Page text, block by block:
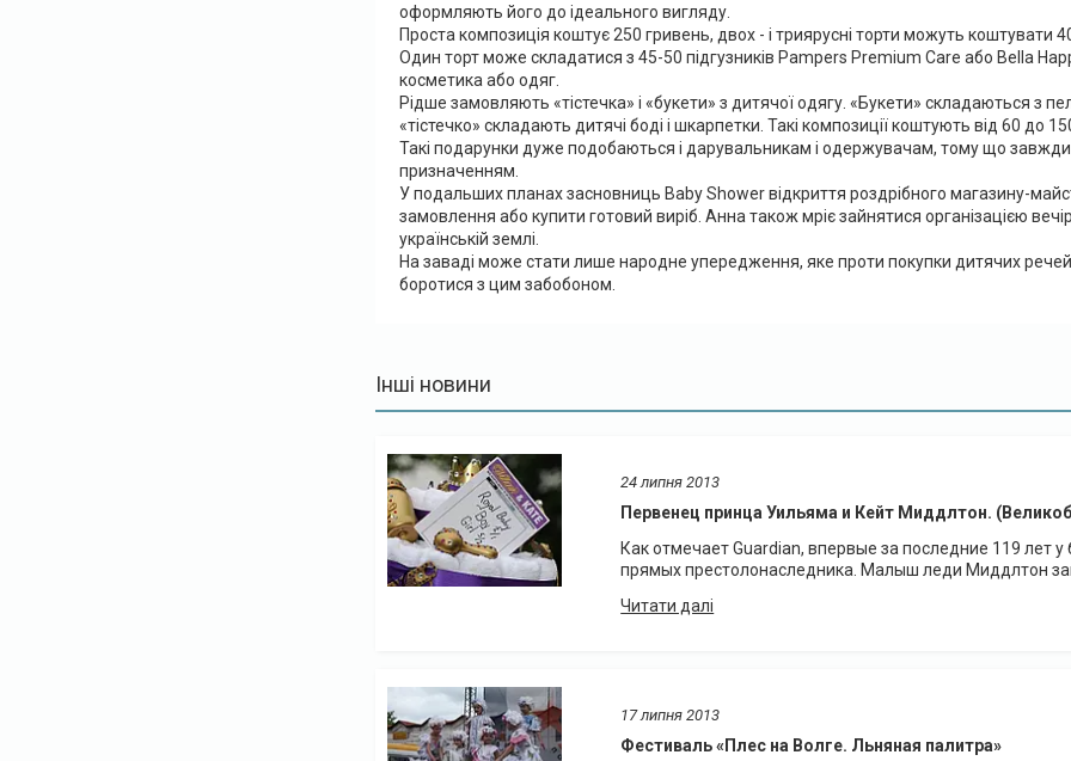
оформляють його до ідеального вигляду.
Проста композиція коштує 250 гривень, двох - і триярусні торти можуть коштувати
Один торт може складатися з 45-50 підгузників Pampers Premium Care або Bella
косметика або одяг.
Рідше замовляють «тістечка» і «букети» з дитячої одягу. «Букети» складаються з
«тістечко» складають дитячі боді і шкарпетки. Такі композиції коштують від 60 до
Такі подарунки дуже подобаються і дарувальникам і одержувачам, тому що
призначенням.
У подальших планах засновниць Baby Shower відкриття роздрібного магазину-
замовлення або купити готовий виріб. Анна також мріє зайнятися організацією
українській землі.
На заваді може стати лише народне упередження, яке проти покупки дитячих
боротися з цим забобоном.
Інші новини
24 липня 2013
Первенец принца Уильяма и Кейт Миддлтон.
Как отмечает Guardian, впервые за последние 119 лет
прямых престолонаследника. Малыш леди Миддлтон
17 липня 2013
Фестиваль «Плес на Волге. Льняная палитра»